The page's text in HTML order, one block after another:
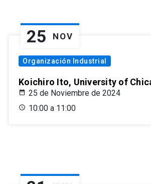
25 NOV
Organización Industrial
Koichiro Ito, University of
25 de Noviembre de 2024
10:00 a 11:00